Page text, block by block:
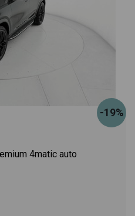
-19%
4matic auto